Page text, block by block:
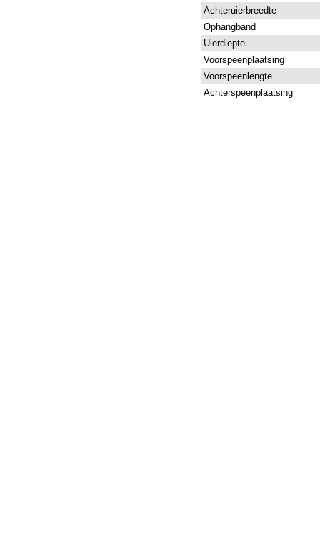
Achteruierbreedte
Ophangband
Uierdiepte
Voorspeenplaatsing
Voorspeenlengte
Achterspeenplaatsing